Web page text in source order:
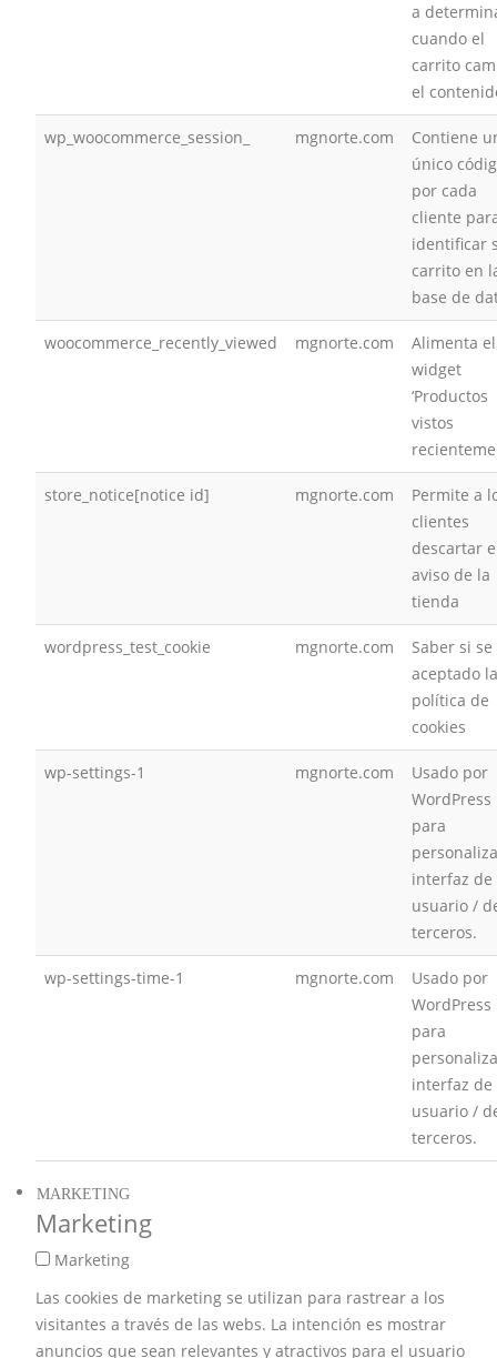
a
cuando el
carrito
el
wp_woocommerce_session_ mgnorte.com
Contiene
único
por cada
cliente
identificar
carrito en
base de
woocommerce_recently_viewed mgnorte.com
Alimenta el
widget
‘Productos
vistos
store_notice[notice id] mgnorte.com
Permite a
clientes
descartar
aviso de la
tienda
wordpress_test_cookie mgnorte.com
Saber si
aceptado la
política de
cookies
wp-settings-1 mgnorte.com
Usado por
WordPress
para
interfaz de
usuario /
terceros.
wp-settings-time-1 mgnorte.com
Usado por
WordPress
para
interfaz de
usuario /
terceros.
MARKETING
Marketing
Marketing
Las cookies de marketing se utilizan para rastrear a los
visitantes a través de las webs. La intención es mostrar
anuncios que sean relevantes y atractivos para el usuario